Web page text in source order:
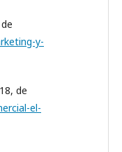
y-
de
el-